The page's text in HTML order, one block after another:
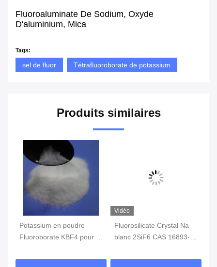
Fluoroaluminate De Sodium, Oxyde
D'aluminium, Mica
Tags:
sel de fluor Tétrafluoroborate de potassium
Produits similaires
Potassium en poudre
Fluoroborate KBF4 pour le
métallique
Vidéo
Fluorosilicate Crystal Na
blanc 2SiF6 CAS 16893-
grande pureté 99%